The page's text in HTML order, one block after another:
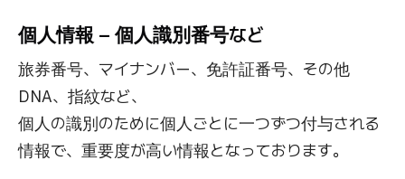
個人情報 – 個人識別番号など
旅券番号、マイナンバー、免許証番号、その他
DNA、指紋など、
個人の識別のために個人ごとに一つずつ付与される
情報で、重要度が高い情報となっております。